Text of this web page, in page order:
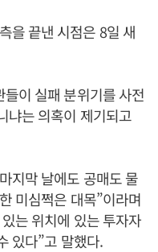
을 끝낸 시점은 8일 새
이 실패 분위기를 사전
냐는 의혹이 제기되고
지막 날에도 공매도 물
미심쩍은 대목”이라며
는 위치에 있는 투자자
있다”고 말했다.